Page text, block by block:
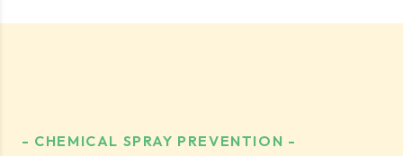
- CHEMICAL SPRAY PREVENTION -